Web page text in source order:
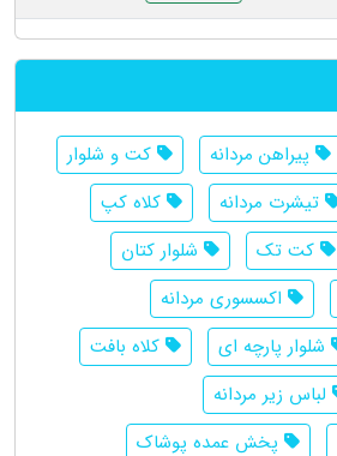
پیراهن مردانه
کت و شلوار
تیشرت مردانه
کلاه کپ
کت تک
شلوار کتان
اکسسوری مردانه
شلوار پارچه ای
کلاه بافت
لباس زیر مردانه
پخش عمده پوشاک